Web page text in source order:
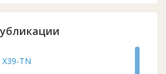
TN